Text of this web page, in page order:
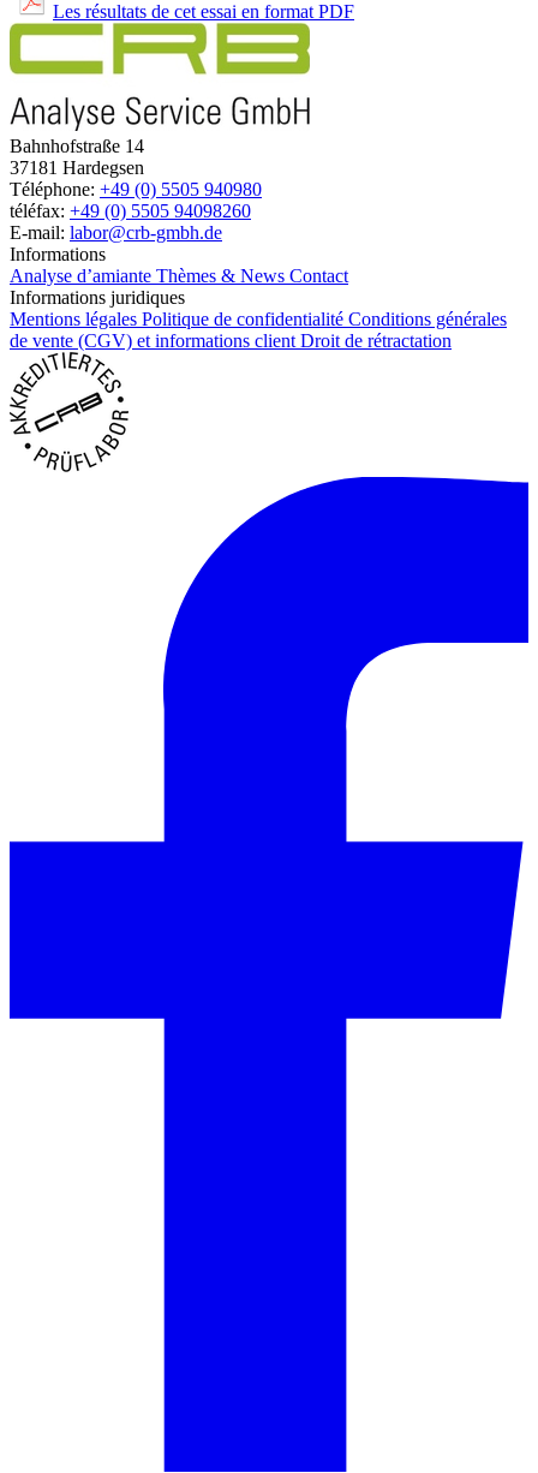
Les résultats de cet essai en format PDF
Bahnhofstraße 14
37181 Hardegsen
Téléphone: +49 (0) 5505 940980
téléfax: +49 (0) 5505 94098260
E-mail: labor@crb-gmbh.de
Informations
Analyse d’amiante Thèmes & News Contact
Informations juridiques
Mentions légales Politique de confidentialité Conditions générales
de vente (CGV) et informations client Droit de rétractation